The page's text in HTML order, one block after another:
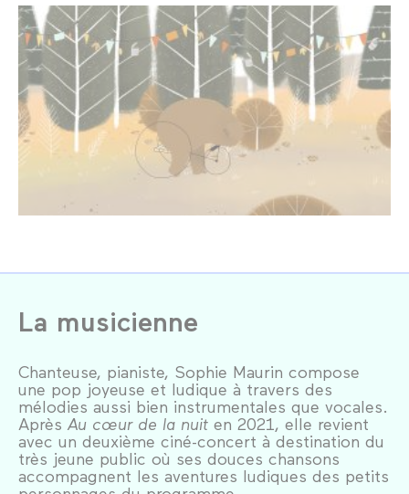
La musicienne
Chanteuse, pianiste, Sophie Maurin compose
une pop joyeuse et ludique à travers des
mélodies aussi bien instrumentales que vocales.
Après Au cœur de la nuit en 2021, elle revient
avec un deuxième ciné-concert à destination du
très jeune public où ses douces chansons
accompagnent les aventures ludiques des petits